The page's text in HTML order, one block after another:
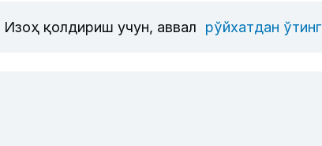
Изоҳ қолдириш учун, аввал рўйхатдан ўтинг